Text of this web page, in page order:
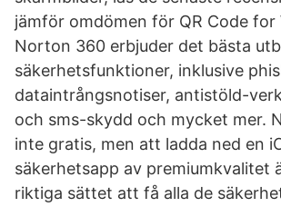
jämför omdömen för QR Code for
Norton 360 erbjuder det bästa
säkerhetsfunktioner, inklusive
dataintrångsnotiser, antistöld-
och sms-skydd och mycket mer.
inte gratis, men att ladda ned en
säkerhetsapp av premiumkvalitet
riktiga sättet att få alla de